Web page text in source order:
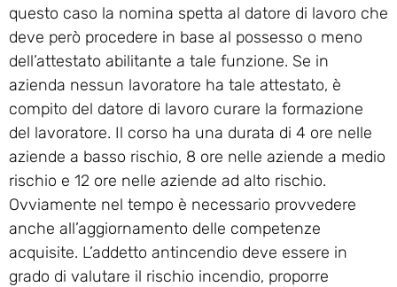
questo caso la nomina spetta al datore di lavoro che
deve però procedere in base al possesso o meno
dell’attestato abilitante a tale funzione. Se in
azienda nessun lavoratore ha tale attestato, è
compito del datore di lavoro curare la formazione
del lavoratore. Il corso ha una durata di 4 ore nelle
aziende a basso rischio, 8 ore nelle aziende a medio
rischio e 12 ore nelle aziende ad alto rischio.
Ovviamente nel tempo è necessario provvedere
anche all’aggiornamento delle competenze
acquisite. L’addetto antincendio deve essere in
grado di valutare il rischio incendio, proporre